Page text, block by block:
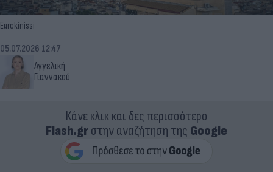
Eurokinissi
Αγγελική
Γιαννακού
05.07.2026 12:47
Κάνε κλικ και δες περισσότερο
Flash.grστην αναζήτηση της Google